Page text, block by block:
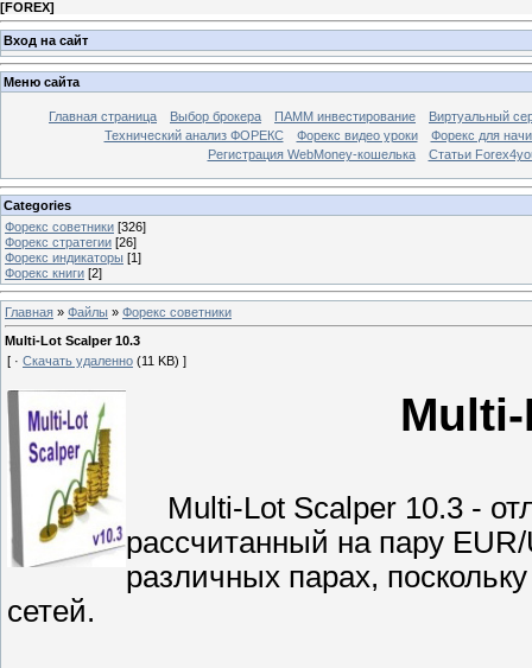
[FOREX]
Вход на сайт
Меню сайта
Главная страница Выбор брокера ПАММ инвестирование
Виртуальный
Технический анализ ФОРЕКС
Форекс видео уроки
Форекс для
Регистрация WebMoney-кошелька
Статьи
Categories
Форекс cоветники [326]
Форекс стратегии [26]
Форекс индикаторы [1]
Форекс книги [2]
Главная » Файлы » Форекс cоветники
Multi-Lot Scalper 10.3
[ · Скачать удаленно (11 KB) ]
Multi-Lot Scalper 10.3 -
рассчитанный на пару
различных парах,
сетей.